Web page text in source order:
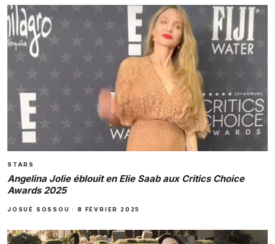
STARS
Angelina Jolie éblouit en Elie Saab aux Critics Choice
Awards 2025
JOSUÉ SOSSOU ·8 FÉVRIER 2025